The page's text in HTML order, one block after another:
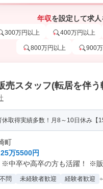
年収を設定して求
300万円以上 400万円以上
800万円以上 900
売スタッフ(転居を伴う
取得実績多数！月8～10日休み【
町
万5500円
中卒や高卒の方も活躍！ ※販
問 未経験者歓迎 経験者歓迎